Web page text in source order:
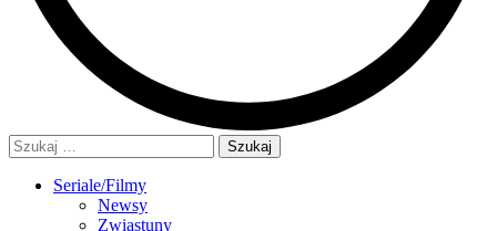
Szukaj:
Seriale/Filmy
Newsy
Zwiastuny